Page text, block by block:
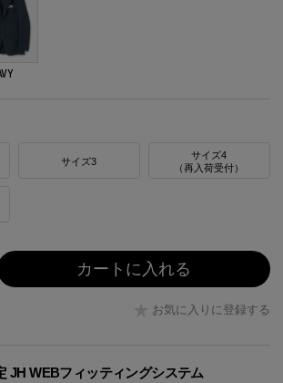
サイズ3
サイズ4
（再入荷受付）
お気に入りに登録する
カートに入れる
JH WEBフィッティングシステム